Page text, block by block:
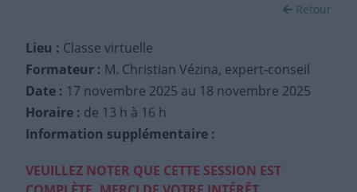
Retour
Lieu : Classe virtuelle
Formateur : M. Christian Vézina, expert-conseil
Date : 17 novembre 2025 au 18 novembre 2025
Horaire : de 13 h à 16 h
Information supplémentaire :
VEUILLEZ NOTER QUE CETTE SESSION EST